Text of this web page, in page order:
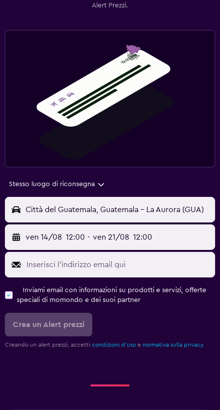
Alert Prezzi.
Stesso luogo di riconsegna
Città del Guatemala, Guatemala - La Aurora (GUA)
ven 14/08 12:00 - ven 21/08 12:00
Inviami email con informazioni su prodotti e servizi, offerte
speciali di momondo e dei suoi partner
Crea un Alert prezzi
Creando un alert prezzi, accetti condizioni d'uso e normativa sulla privacy.